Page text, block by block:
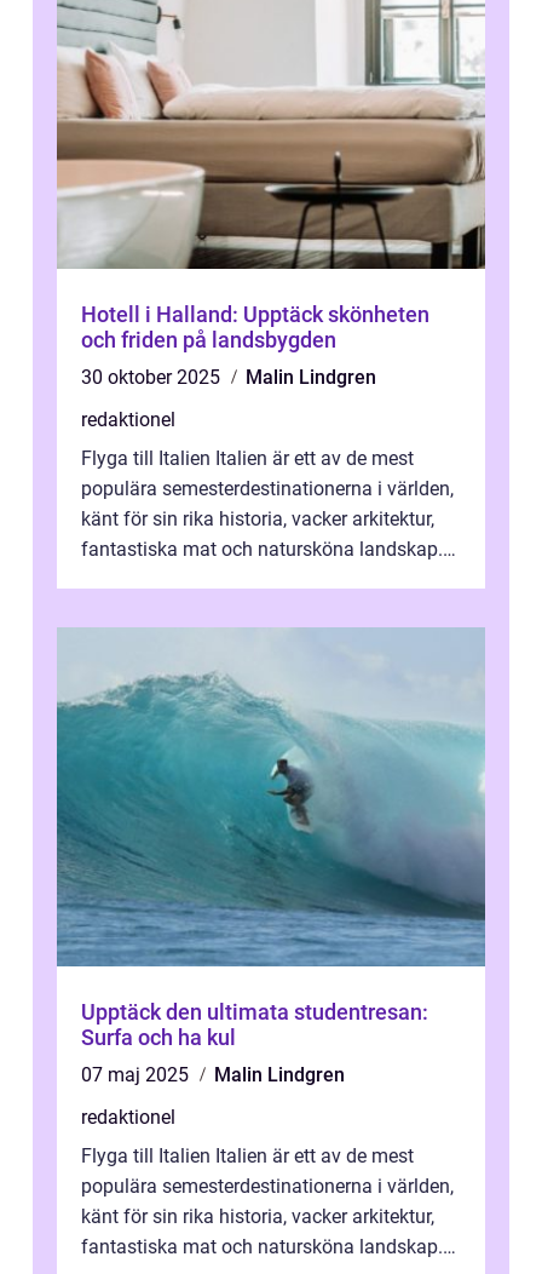
Hotell i Halland: Upptäck skönheten
och friden på landsbygden
30 oktober 2025
Malin Lindgren
redaktionel
Flyga till Italien Italien är ett av de mest
populära semesterdestinationerna i världen,
känt för sin rika historia, vacker arkitektur,
fantastiska mat och natursköna landskap.
Upptäck den ultimata studentresan:
Surfa och ha kul
07 maj 2025
Malin Lindgren
redaktionel
Flyga till Italien Italien är ett av de mest
populära semesterdestinationerna i världen,
känt för sin rika historia, vacker arkitektur,
fantastiska mat och natursköna landskap.